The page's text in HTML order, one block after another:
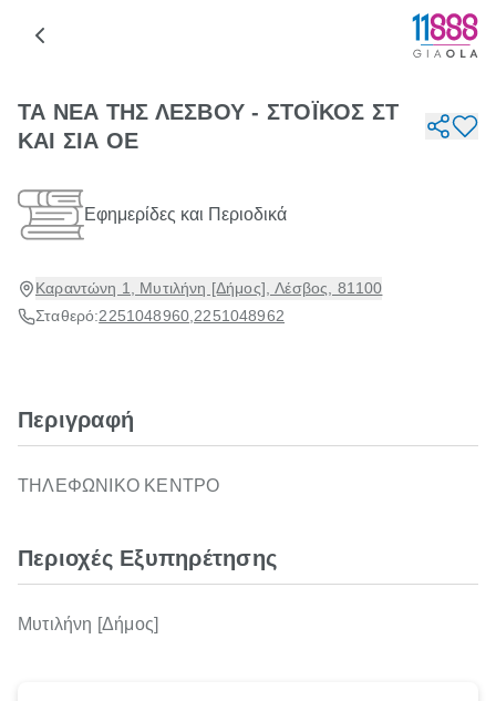
ΤΑ ΝΕΑ ΤΗΣ ΛΕΣΒΟΥ - ΣΤΟΪΚΟΣ ΣΤ
ΚΑΙ ΣΙΑ ΟΕ
Εφημερίδες και Περιοδικά
Καραντώνη 1, Μυτιλήνη [Δήμος], Λέσβος, 81100
Σταθερό:2251048960 2251048962
Περιγραφή
ΤΗΛΕΦΩΝΙΚΟ ΚΕΝΤΡΟ
Περιοχές Εξυπηρέτησης
Μυτιλήνη [Δήμος]